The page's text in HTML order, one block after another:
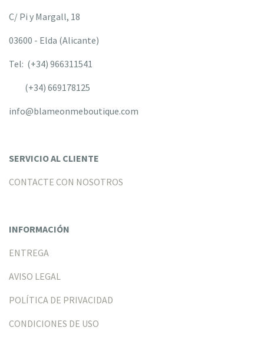
C/ Pi y Margall, 18
03600 - Elda (Alicante)
Tel: (+34) 966311541
(+34) 669178125
info@blameonmeboutique.com
SERVICIO AL CLIENTE
CONTACTE CON NOSOTROS
INFORMACIÓN
ENTREGA
AVISO LEGAL
POLÍTICA DE PRIVACIDAD
CONDICIONES DE USO